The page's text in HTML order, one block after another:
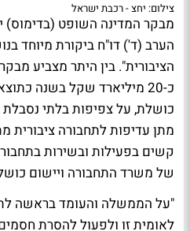
צילום: יחצ - רכבת ישראל
מבקר המדינה השופט (בדימוס)
הערב (ד') דו"ח ביקורת מיוחד
הציבורית". בין היתר מצביע
כ-20 מיליארד שקל בשנה
כושלת, על צפיפות בלתי
מתן עדיפות לתחבורה ציבורית
קשים בפעילות ובשירות
של משרד התחבורה ויישום
"על הממשלה והעומד בראשה
לאומית זו ולפעול להסרת